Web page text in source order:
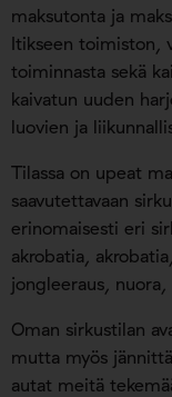
maksutonta ja
Itikseen toimiston,
toiminnasta sekä
kaivatun uuden
luovien ja
Tilassa on upeat
saavutettavaan
erinomaisesti eri
akrobatia,
jongleeraus,
Oman sirkustilan
mutta myös
autat meitä